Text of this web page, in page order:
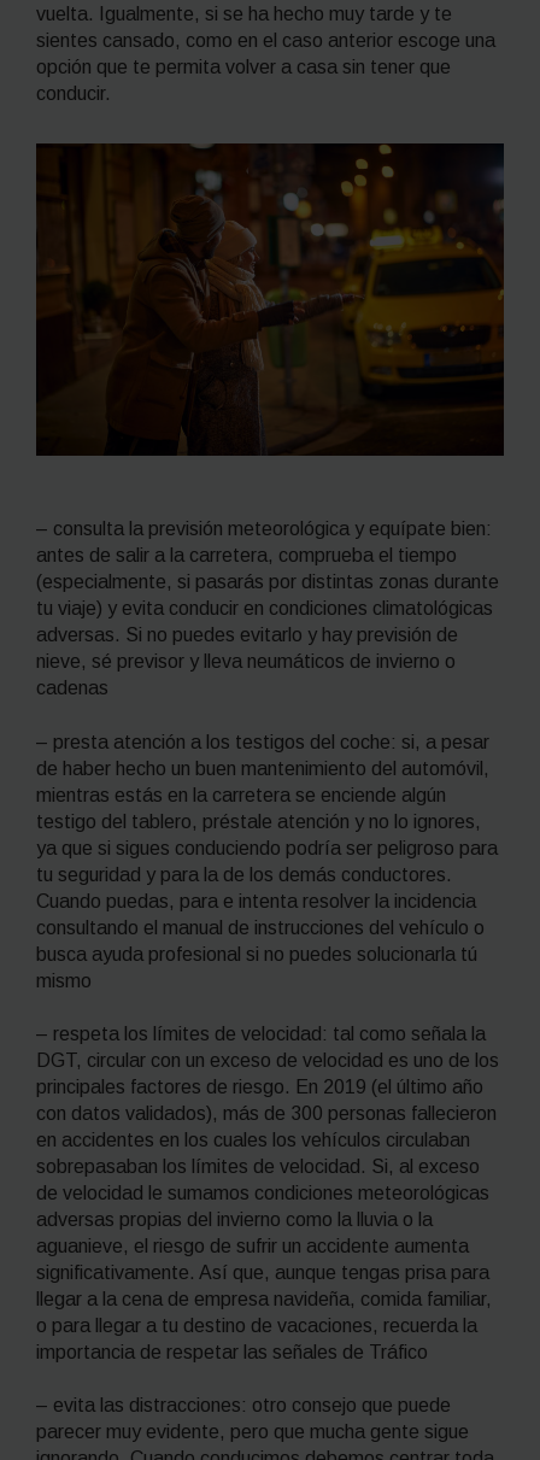
vuelta. Igualmente, si se ha hecho muy tarde y te
sientes cansado, como en el caso anterior escoge una
opción que te permita volver a casa sin tener que
conducir.
– consulta la previsión meteorológica y equípate bien:
antes de salir a la carretera, comprueba el tiempo
(especialmente, si pasarás por distintas zonas durante
tu viaje) y evita conducir en condiciones climatológicas
adversas. Si no puedes evitarlo y hay previsión de
nieve, sé previsor y lleva neumáticos de invierno o
cadenas
– presta atención a los testigos del coche: si, a pesar
de haber hecho un buen mantenimiento del automóvil,
mientras estás en la carretera se enciende algún
testigo del tablero, préstale atención y no lo ignores,
ya que si sigues conduciendo podría ser peligroso para
tu seguridad y para la de los demás conductores.
Cuando puedas, para e intenta resolver la incidencia
consultando el manual de instrucciones del vehículo o
busca ayuda profesional si no puedes solucionarla tú
mismo
– respeta los límites de velocidad: tal como señala la
DGT, circular con un exceso de velocidad es uno de los
principales factores de riesgo. En 2019 (el último año
con datos validados), más de 300 personas fallecieron
en accidentes en los cuales los vehículos circulaban
sobrepasaban los límites de velocidad. Si, al exceso
de velocidad le sumamos condiciones meteorológicas
adversas propias del invierno como la lluvia o la
aguanieve, el riesgo de sufrir un accidente aumenta
significativamente. Así que, aunque tengas prisa para
llegar a la cena de empresa navideña, comida familiar,
o para llegar a tu destino de vacaciones, recuerda la
importancia de respetar las señales de Tráfico
– evita las distracciones: otro consejo que puede
parecer muy evidente, pero que mucha gente sigue